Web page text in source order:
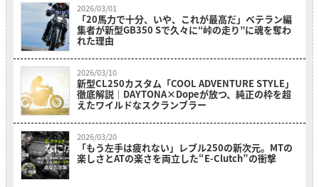
2026/03/01
「20馬力で十分、いや、これが最高だ」ベテラン編
集者が新型GB350 Sで久々に“峠の走り”に魂を奪わ
れた理由
2026/03/10
新型CL250カスタム「COOL ADVENTURE STYLE」
徹底解説｜DAYTONA×Dopeが放つ、純正の枠を超
えたワイルドなスクランブラー
2026/03/20
「もう左手は疲れない」レブル250の新次元。MTの
楽しさとATの楽さを両立した“E-Clutch”の衝撃